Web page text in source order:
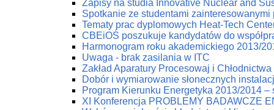
Zapisy na studia Innovative Nuclear and
Spotkanie ze studentami
Tematy prac dyplomowych Heat-Tech
CBEiOŚ poszukuje kandydatów do
Harmonogram roku akademickiego 2013/
Uwaga - brak zasilania w ITC
Zakład Aparatury Procesowaj i
Dobór i wymiarowanie słonecznych
Program Kierunku Energetyka 2013/2014
XI Konferencja PROBLEMY BADAWCZE